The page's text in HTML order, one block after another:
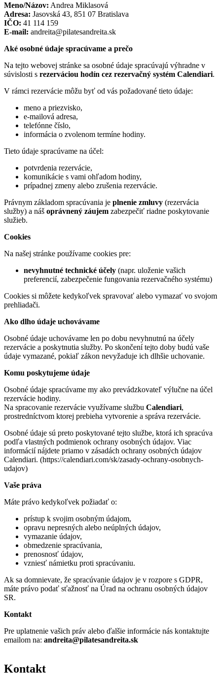
Meno/Názov: Andrea Miklasová
Adresa: Jasovská 43, 851 07 Bratislava
IČO: 41 114 159
E-mail: andreita@pilatesandreita.sk
Aké osobné údaje spracúvame a prečo
Na tejto webovej stránke sa osobné údaje spracúvajú výhradne v
súvislosti s rezerváciou hodín cez rezervačný systém Calendiari.
V rámci rezervácie môžu byť od vás požadované tieto údaje:
meno a priezvisko,
e-mailová adresa,
telefónne číslo,
informácia o zvolenom termíne hodiny.
Tieto údaje spracúvame na účel:
potvrdenia rezervácie,
komunikácie s vami ohľadom hodiny,
prípadnej zmeny alebo zrušenia rezervácie.
Právnym základom spracúvania je plnenie zmluvy (rezervácia
služby) a náš oprávnený záujem zabezpečiť riadne poskytovanie
služieb.
Cookies
Na našej stránke používame cookies pre:
nevyhnutné technické účely (napr. uloženie vašich
preferencií, zabezpečenie fungovania rezervačného systému)
Cookies si môžete kedykoľvek spravovať alebo vymazať vo svojom
prehliadači.
Ako dlho údaje uchovávame
Osobné údaje uchovávame len po dobu nevyhnutnú na účely
rezervácie a poskytnutia služby. Po skončení tejto doby budú vaše
údaje vymazané, pokiaľ zákon nevyžaduje ich dlhšie uchovanie.
Komu poskytujeme údaje
Osobné údaje spracúvame my ako prevádzkovateľ výlučne na účel
rezervácie hodiny.
Na spracovanie rezervácie využívame službu Calendiari,
prostredníctvom ktorej prebieha vytvorenie a správa rezervácie.
Osobné údaje sú preto poskytované tejto službe, ktorá ich spracúva
podľa vlastných podmienok ochrany osobných údajov. Viac
informácií nájdete priamo v zásadách ochrany osobných údajov
Calendiari. (https://calendiari.com/sk/zasady-ochrany-osobnych-
udajov)
Vaše práva
Máte právo kedykoľvek požiadať o:
prístup k svojim osobným údajom,
opravu nepresných alebo neúplných údajov,
vymazanie údajov,
obmedzenie spracúvania,
prenosnosť údajov,
vzniesť námietku proti spracúvaniu.
Ak sa domnievate, že spracúvanie údajov je v rozpore s GDPR,
máte právo podať sťažnosť na Úrad na ochranu osobných údajov
SR.
Kontakt
Pre uplatnenie vašich práv alebo ďalšie informácie nás kontaktujte
emailom na: andreita@pilatesandreita.sk
Kontakt